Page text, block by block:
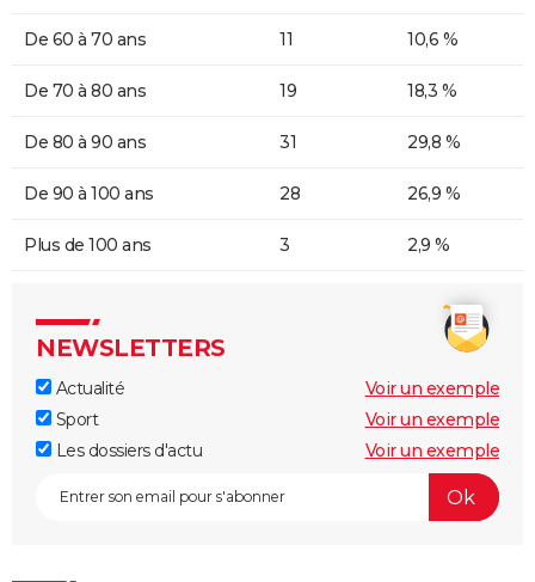
De 60 à 70 ans 11 10,6 %
De 70 à 80 ans 19 18,3 %
De 80 à 90 ans 31 29,8 %
De 90 à 100 ans 28 26,9 %
Plus de 100 ans 3 2,9 %
NEWSLETTERS
Actualité
Voir un exemple
Sport
Voir un exemple
Les dossiers d'actu
Voir un exemple